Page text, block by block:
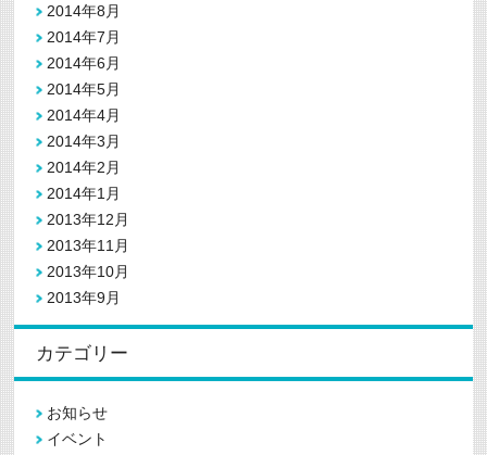
2014年8月
2014年7月
2014年6月
2014年5月
2014年4月
2014年3月
2014年2月
2014年1月
2013年12月
2013年11月
2013年10月
2013年9月
カテゴリー
お知らせ
イベント